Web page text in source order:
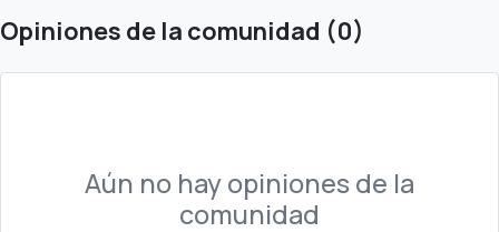
Opiniones de la comunidad (0)
Aún no hay opiniones de la
comunidad